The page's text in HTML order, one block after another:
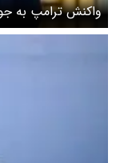
واکنش ترامپ به